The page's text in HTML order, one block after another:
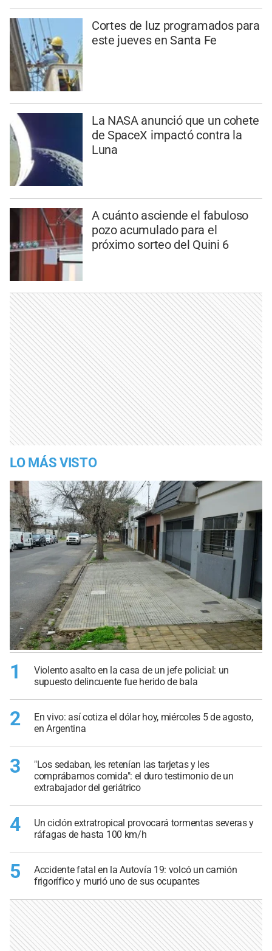
Cortes de luz programados para
este jueves en Santa Fe
La NASA anunció que un cohete
de SpaceX impactó contra la
Luna
A cuánto asciende el fabuloso
pozo acumulado para el
próximo sorteo del Quini 6
LO MÁS VISTO
1
Violento asalto en la casa de un jefe policial: un
supuesto delincuente fue herido de bala
2
En vivo: así cotiza el dólar hoy, miércoles 5 de agosto,
en Argentina
3
"Los sedaban, les retenían las tarjetas y les
comprábamos comida": el duro testimonio de un
extrabajador del geriátrico
4
Un ciclón extratropical provocará tormentas severas y
ráfagas de hasta 100 km/h
5
Accidente fatal en la Autovía 19: volcó un camión
frigorífico y murió uno de sus ocupantes